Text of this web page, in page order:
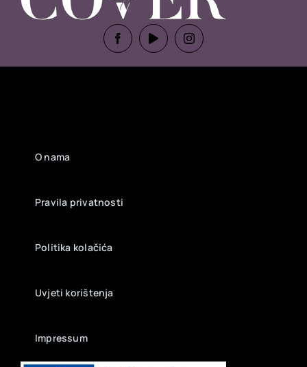
O nama
Pravila privatnosti
Politika kolačića
Uvjeti korištenja
Impressum